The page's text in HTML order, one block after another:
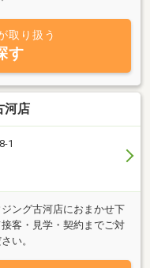
に使われてしまってい
かに貸して有効利用した
理が大変、家賃回収を任
齢化で手入れができなく
のお悩み！などなど、専
ください。下記プロがお
借地権プランナー・住宅
ネーター
取り扱う
す
河店
1
ング古河店におまかせ下
客・見学・契約までご対
い。